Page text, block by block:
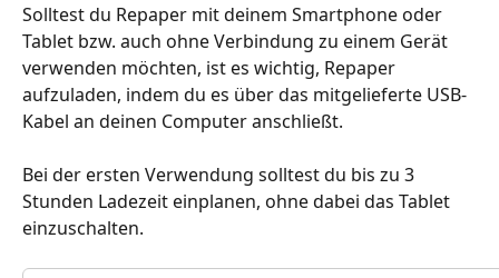
Solltest du Repaper mit deinem Smartphone oder
Tablet bzw. auch ohne Verbindung zu einem Gerät
verwenden möchten, ist es wichtig, Repaper
aufzuladen, indem du es über das mitgelieferte USB-
Kabel an deinen Computer anschließt.
Bei der ersten Verwendung solltest du bis zu 3
Stunden Ladezeit einplanen, ohne dabei das Tablet
einzuschalten.